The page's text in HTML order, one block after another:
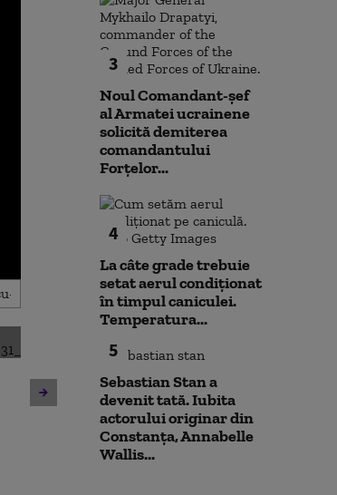
Prima reacție a lui Dominic
Fritz, după propunerea PSD
care l-ar lăsa fără mandatul
de primar
după ce PSD a
modificarea
3
Noul Comandant-șef
al Armatei ucrainene
solicită demiterea
comandantului
Forțelor...
4
La câte grade trebuie
setat aerul condiționat
în timpul caniculei.
Temperatura...
5
Sebastian Stan a
devenit tată. Iubita
actorului originar din
Constanța, Annabelle
Wallis...